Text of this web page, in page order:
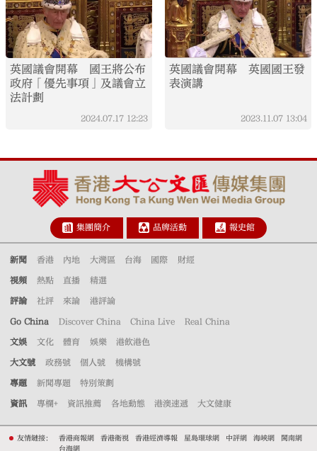
英國議會開幕 國王將公布
政府「優先事項」及議會立
法計劃
2024.07.17 12:23
英國議會開幕 英國國王發
表演講
2023.11.07 13:04
集團簡介 品牌活動 報史館
新聞 香港 內地 大灣區 台海 國際 財經
視頻 熱點 直播 精選
評論 社評 來論 港評論
Go China Discover China China Live Real China
文娛 文化 體育 娛樂 港飲港色
大文號 政務號 個人號 機構號
專題 新聞專題 特別策劃
資訊 專欄+ 資訊推薦 各地動態 港澳速遞 大文健康
友情鏈接： 香港商報網 香港衛視 香港經濟導報 星島環球網 中評網 海峽網
閩南網
台海網